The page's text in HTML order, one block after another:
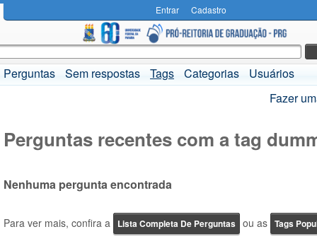
Entrar Cadastro
Perguntas Sem respostas Tags Categorias
Usuários
Fazer
Perguntas recentes com a tag
Nenhuma pergunta encontrada
Para ver mais, confira a Lista Completa De Perguntas ou as Tags